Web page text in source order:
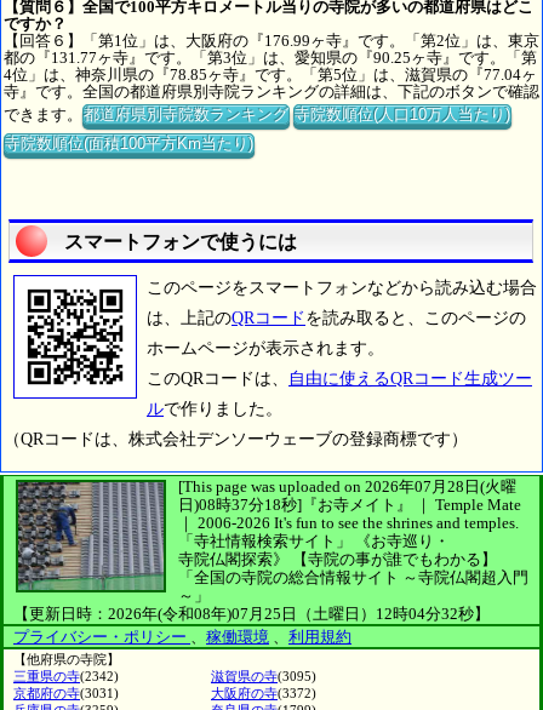
【質問６】全国で100平方キロメートル当りの寺院が多いの都道府県はどこ
ですか？
【回答６】「第1位」は、大阪府の『176.99ヶ寺』です。「第2位」は、東京
都の『131.77ヶ寺』です。「第3位」は、愛知県の『90.25ヶ寺』です。「第
4位」は、神奈川県の『78.85ヶ寺』です。「第5位」は、滋賀県の『77.04ヶ
寺』です。全国の都道府県別寺院ランキングの詳細は、下記のボタンで確認
できます。都道府県別寺院数ランキング 寺院数順位(人口10万人当たり)
寺院数順位(面積100平方Km当たり)
スマートフォンで使うには
このページをスマートフォンなどから読み込む場合
は、上記のQRコード を読み取ると、このページの
ホームページが表示されます。
このQRコードは、
自由に使えるQRコード生成ツー
ルで作りました。
（QRコードは、株式会社デンソーウェーブの登録商標です）
[This page was uploaded on 2026年07月28日(火曜
日)08時37分18秒] 『お寺メイト』 ｜ Temple Mate
｜ 2006-2026 It's fun to see the shrines and temples.
「寺社情報検索サイト」
《お寺巡り・
寺院仏閣探索》
【寺院の事が誰でもわかる】
「全国の寺院の総合情報サイト ～寺院仏閣超入門
～」
【更新日時：2026年(令和08年)07月25日（土曜日）12時04分32秒】
プライバシー・ポリシー 、 稼働環境 、 利用規約
【他府県の寺院】
三重県の寺(2342) 滋賀県の寺(3095)
京都府の寺(3031) 大阪府の寺(3372)